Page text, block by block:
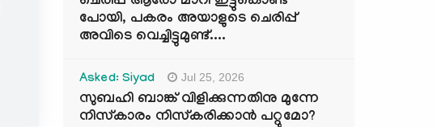
പോയി, പകരം അയാളുടെ ചെരിപ്പ്
അവിടെ വെച്ചിട്ടുമുണ്ട്....
Asked: Siyad Jul 25, 2026
സുബഹി ബാങ്ക് വിളിക്കുന്നതിനു മുന്നേ
നിസ്കാരം നിസ്കരിക്കാൻ പറ്റുമോ?